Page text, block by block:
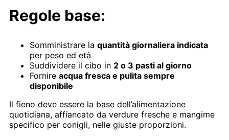
Regole base:
Somministrare la quantità giornaliera indicata
per peso ed età
Suddividere il cibo in 2 o 3 pasti al giorno
Fornire acqua fresca e pulita sempre
disponibile
Il fieno deve essere la base dell’alimentazione
quotidiana, affiancato da verdure fresche e mangime
specifico per conigli, nelle giuste proporzioni.